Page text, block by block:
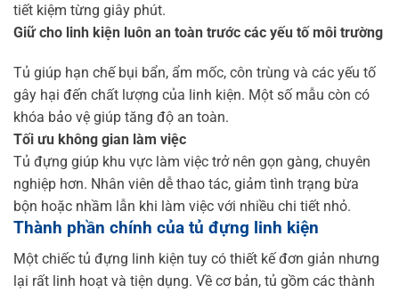
tiết kiệm từng giây phút.
Giữ cho linh kiện luôn an toàn trước các yếu tố môi trường
Tủ giúp hạn chế bụi bẩn, ẩm mốc, côn trùng và các yếu tố
gây hại đến chất lượng của linh kiện. Một số mẫu còn có
khóa bảo vệ giúp tăng độ an toàn.
Tối ưu không gian làm việc
Tủ đựng giúp khu vực làm việc trở nên gọn gàng, chuyên
nghiệp hơn. Nhân viên dễ thao tác, giảm tình trạng bừa
bộn hoặc nhầm lẫn khi làm việc với nhiều chi tiết nhỏ.
Thành phần chính của tủ đựng linh kiện
Một chiếc tủ đựng linh kiện tuy có thiết kế đơn giản nhưng
lại rất linh hoạt và tiện dụng. Về cơ bản, tủ gồm các thành